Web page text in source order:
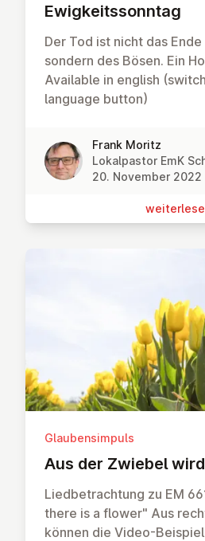
Ewig­keits­sonn­tag
Der Tod ist nicht das
sondern des Bösen. Ein
Available in english
language button)
Frank Moritz
Lokalpastor EmK
20. November 2022
Glaubensimpuls
Aus der Zwiebel
Liedbetrachtung zu EM
there is a flower" Aus
können die Video-